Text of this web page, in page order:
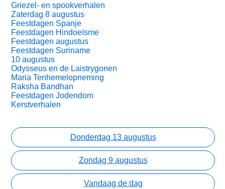
Griezel- en spookverhalen
Zaterdag 8 augustus
Feestdagen Spanje
Feestdagen Hindoeïsme
Feestdagen augustus
Feestdagen Suriname
10 augustus
Odysseus en de Laistrygonen
Maria Tenhemelopneming
Raksha Bandhan
Feestdagen Jodendom
Kerstverhalen
Donderdag 13 augustus
Zondag 9 augustus
Vandaag de dag